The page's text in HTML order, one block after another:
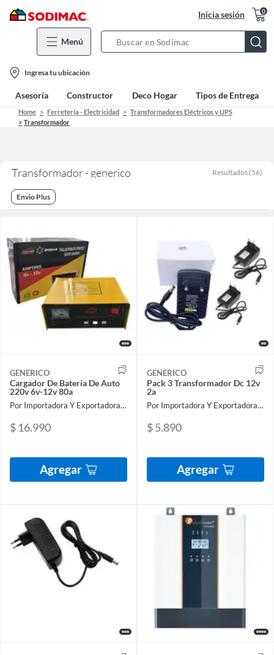
Inicia sesión 0
Menú
Bar
location-
icon
Ingresa tu ubicación
Asesoría Constructor Deco Hogar Tipos de Entrega
Home Ferretería - Electricidad
Transformadores Eléctricos y UPS
Transformador
Transformador - generico Resultados (56)
Envio Plus
GENERICO
Cargador De Batería De Auto
220v 6v-12v 80a
Por Importadora Y Exportadora Osmao Limitada
$ 16.990
Agregar
GENERICO
Pack 3 Transformador Dc 12v
2a
Por Importadora Y Exportadora Osmao Limitada
$ 5.890
Agregar